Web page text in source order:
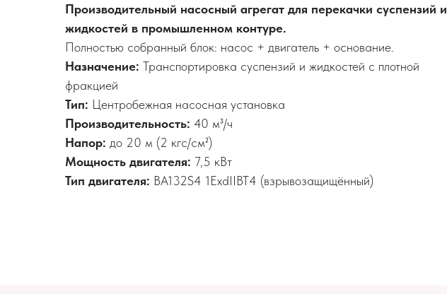
Производительный насосный агрегат для перекачки суспензий и
жидкостей в промышленном контуре.
Полностью собранный блок: насос + двигатель + основание.
Назначение: Транспортировка суспензий и жидкостей с плотной
фракцией
Тип: Центробежная насосная установка
Производительность: 40 м³/ч
Напор: до 20 м (2 кгс/см²)
Мощность двигателя: 7,5 кВт
Тип двигателя: ВА132S4 1ExdIIBT4 (взрывозащищённый)